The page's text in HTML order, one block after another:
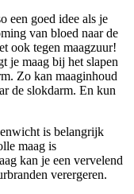
een goed idee als je
van bloed naar de
ook tegen maagzuur!
je maag bij het slapen
Zo kan maaginhoud
de slokdarm. En kun
is belangrijk
maag is
kan je een vervelend
verergeren.